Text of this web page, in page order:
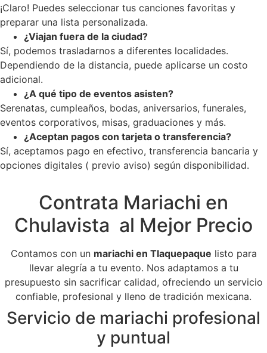
¡Claro! Puedes seleccionar tus canciones favoritas y
preparar una lista personalizada.
¿Viajan fuera de la ciudad?
Sí, podemos trasladarnos a diferentes localidades.
Dependiendo de la distancia, puede aplicarse un costo
adicional.
¿A qué tipo de eventos asisten?
Serenatas, cumpleaños, bodas, aniversarios, funerales,
eventos corporativos, misas, graduaciones y más.
¿Aceptan pagos con tarjeta o transferencia?
Sí, aceptamos pago en efectivo, transferencia bancaria y
opciones digitales ( previo aviso) según disponibilidad.
Contrata Mariachi en
Chulavista al Mejor Precio
Contamos con un mariachi en Tlaquepaque listo para
llevar alegría a tu evento. Nos adaptamos a tu
presupuesto sin sacrificar calidad, ofreciendo un servicio
confiable, profesional y lleno de tradición mexicana.
Servicio de mariachi profesional
y puntual